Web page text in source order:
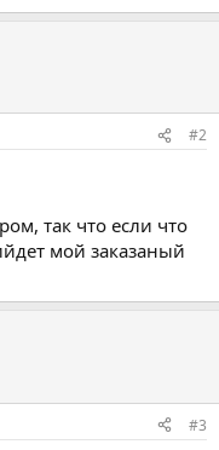
#2
так что если что
мой заказаный
#3